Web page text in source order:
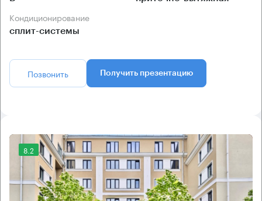
Кондиционирование
сплит-системы
Позвонить Получить презентацию
8.2